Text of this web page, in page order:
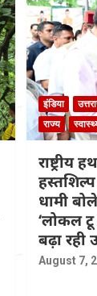
इंडिया
राज्य
धामी
‘लोकल
बढ़ा रही
August 7,